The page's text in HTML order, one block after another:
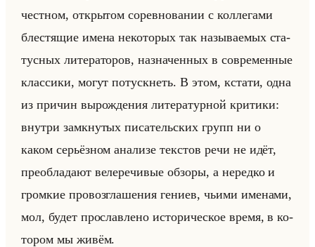
чест­ном, от­кры­том со­рев­но­ва­нии с кол­ле­га­ми
бле­стя­щие имена неко­то­рых так на­зы­ва­емых ста­
тус­ных ли­те­ра­то­ров, на­зна­чен­ных в со­вре­мен­ные
клас­си­ки, могут по­туск­неть. В этом, кста­ти, одна
из при­чин вы­рож­де­ния ли­те­ра­тур­ной кри­ти­ки:
внут­ри за­мкну­тых пи­са­тельских групп ни о
каком се­рьёз­ном ана­ли­зе тек­стов речи не идёт,
пре­об­ла­да­ют ве­ле­ре­чи­вые об­зо­ры, а неред­ко и
гром­кие про­воз­гла­ше­ния ге­ни­ев, чьими име­на­ми,
мол, будет про­слав­ле­но ис­то­ри­че­ское время, в ко­
то­ром мы живём.